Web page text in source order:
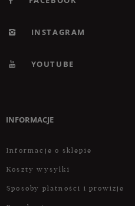
INSTAGRAM
YOUTUBE
INFORMACJE
Informacje o sklepie
Koszty wysyłki
Sposoby płatności i prowizje